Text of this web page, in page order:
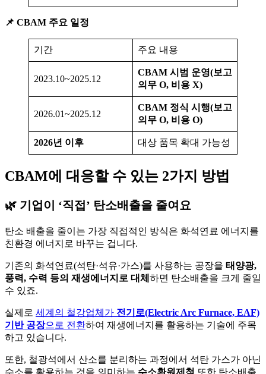
📌 CBAM 주요 일정
기간 주요 내용
2023.10~2025.12
CBAM 시범 운영(보고
의무 O, 비용 X)
2026.01~2025.12
CBAM 정식 시행(보고
의무 O, 비용 O)
2026년 이후 대상 품목 확대 가능성
CBAM에 대응할 수 있는 2가지 방법
🌿 기업이 ‘직접’ 탄소배출을 줄여요
탄소 배출을 줄이는 가장 직접적인 방식은 화석연료 에너지를
친환경 에너지로 바꾸는 겁니다.
기존의 화석연료(석탄·석유·가스)를 사용하는 공장을 태양광,
풍력, 수력 등의 재생에너지로 대체 하면 탄소배출을 크게 줄일
수 있죠.
실제로 세계의 철강업체가 전기로(Electric Arc Furnace, EAF)
기반 공장으로 전환하여 재생에너지를 활용하는 기술에 주목
하고 있습니다.
또한, 철광석에서 산소를 분리하는 과정에서 석탄 가스가 아닌
수소를 활용하는 것을 의미하는 수소환원제철 또한 탄소배출